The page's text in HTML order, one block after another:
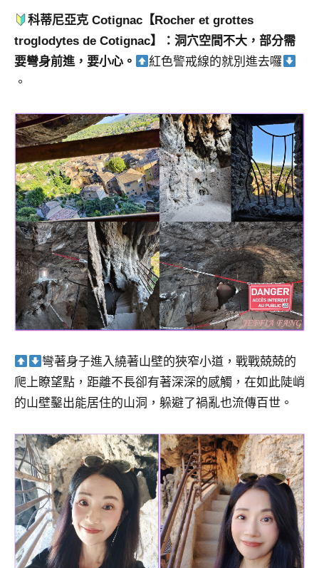
科蒂尼亞克 Cotignac 【Rocher et grottes
troglodytes de Cotignac】：洞穴空間不大，部分需
要彎身前進，要小心。
紅色警戒線的就別進去囉
。
彎著身子進入繞著山壁的狹窄小道，戰戰兢兢的
爬上瞭望點，距離不長卻有著深深的感觸，在如此陡峭
的山壁鑿出能居住的山洞，躲避了禍亂也流傳百世。